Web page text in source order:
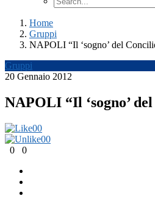
Home
Gruppi
NAPOLI “Il ‘sogno’ del
Gruppi
20 Gennaio 2012
NAPOLI “Il ‘sogno’
00
00
0
0